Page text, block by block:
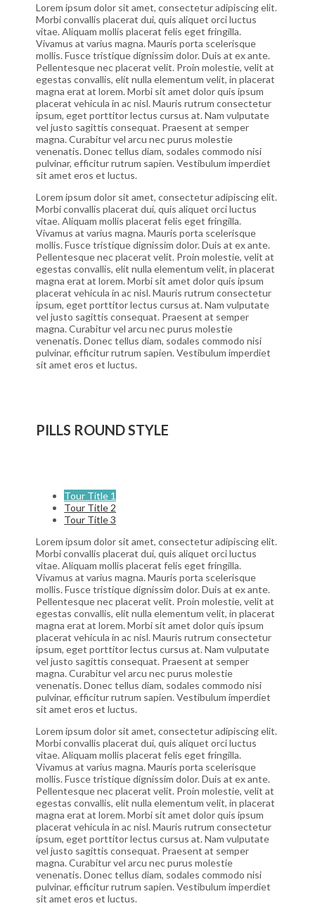
Lorem ipsum dolor sit amet, consectetur adipiscing elit.
Morbi convallis placerat dui, quis aliquet orci luctus
vitae. Aliquam mollis placerat felis eget fringilla.
Vivamus at varius magna. Mauris porta scelerisque
mollis. Fusce tristique dignissim dolor. Duis at ex ante.
Pellentesque nec placerat velit. Proin molestie, velit at
egestas convallis, elit nulla elementum velit, in placerat
magna erat at lorem. Morbi sit amet dolor quis ipsum
placerat vehicula in ac nisl. Mauris rutrum consectetur
ipsum, eget porttitor lectus cursus at. Nam vulputate
vel justo sagittis consequat. Praesent at semper
magna. Curabitur vel arcu nec purus molestie
venenatis. Donec tellus diam, sodales commodo nisi
pulvinar, efficitur rutrum sapien. Vestibulum imperdiet
sit amet eros et luctus.
Lorem ipsum dolor sit amet, consectetur adipiscing elit.
Morbi convallis placerat dui, quis aliquet orci luctus
vitae. Aliquam mollis placerat felis eget fringilla.
Vivamus at varius magna. Mauris porta scelerisque
mollis. Fusce tristique dignissim dolor. Duis at ex ante.
Pellentesque nec placerat velit. Proin molestie, velit at
egestas convallis, elit nulla elementum velit, in placerat
magna erat at lorem. Morbi sit amet dolor quis ipsum
placerat vehicula in ac nisl. Mauris rutrum consectetur
ipsum, eget porttitor lectus cursus at. Nam vulputate
vel justo sagittis consequat. Praesent at semper
magna. Curabitur vel arcu nec purus molestie
venenatis. Donec tellus diam, sodales commodo nisi
pulvinar, efficitur rutrum sapien. Vestibulum imperdiet
sit amet eros et luctus.
PILLS ROUND STYLE
Tour Title 1
Tour Title 2
Tour Title 3
Lorem ipsum dolor sit amet, consectetur adipiscing elit.
Morbi convallis placerat dui, quis aliquet orci luctus
vitae. Aliquam mollis placerat felis eget fringilla.
Vivamus at varius magna. Mauris porta scelerisque
mollis. Fusce tristique dignissim dolor. Duis at ex ante.
Pellentesque nec placerat velit. Proin molestie, velit at
egestas convallis, elit nulla elementum velit, in placerat
magna erat at lorem. Morbi sit amet dolor quis ipsum
placerat vehicula in ac nisl. Mauris rutrum consectetur
ipsum, eget porttitor lectus cursus at. Nam vulputate
vel justo sagittis consequat. Praesent at semper
magna. Curabitur vel arcu nec purus molestie
venenatis. Donec tellus diam, sodales commodo nisi
pulvinar, efficitur rutrum sapien. Vestibulum imperdiet
sit amet eros et luctus.
Lorem ipsum dolor sit amet, consectetur adipiscing elit.
Morbi convallis placerat dui, quis aliquet orci luctus
vitae. Aliquam mollis placerat felis eget fringilla.
Vivamus at varius magna. Mauris porta scelerisque
mollis. Fusce tristique dignissim dolor. Duis at ex ante.
Pellentesque nec placerat velit. Proin molestie, velit at
egestas convallis, elit nulla elementum velit, in placerat
magna erat at lorem. Morbi sit amet dolor quis ipsum
placerat vehicula in ac nisl. Mauris rutrum consectetur
ipsum, eget porttitor lectus cursus at. Nam vulputate
vel justo sagittis consequat. Praesent at semper
magna. Curabitur vel arcu nec purus molestie
venenatis. Donec tellus diam, sodales commodo nisi
pulvinar, efficitur rutrum sapien. Vestibulum imperdiet
sit amet eros et luctus.